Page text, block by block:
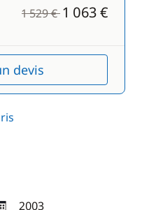
1 529 €1 063 €
devis
2003